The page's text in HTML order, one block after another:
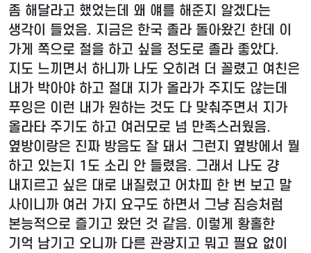
좀 해달라고 했었는데 왜 얘를 해준지 알겠다는
생각이 들었음. 지금은 한국 졸라 돌아왔긴 한데 이
가게 쪽으로 절을 하고 싶을 정도로 졸라 좋았다.
지도 느끼면서 하니까 나도 오히려 더 꼴렸고 여친은
내가 박아야 하고 절대 지가 올라가 주지도 않는데
푸잉은 이런 내가 원하는 것도 다 맞춰주면서 지가
올라타 주기도 하고 여러모로 넘 만족스러웠음.
옆방이랑은 진짜 방음도 잘 돼서 그런지 옆방에서 뭘
하고 있는지 1도 소리 안 들렸음. 그래서 나도 걍
내지르고 싶은 대로 내질렀고 어차피 한 번 보고 말
사이니까 여러 가지 요구도 하면서 그냥 짐승처럼
본능적으로 즐기고 왔던 것 같음. 이렇게 황홀한
기억 남기고 오니까 다른 관광지고 뭐고 필요 없이